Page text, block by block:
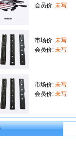
会员价: 未写
市场价: 未写
会员价: 未写
市场价: 未写
会员价: 未写